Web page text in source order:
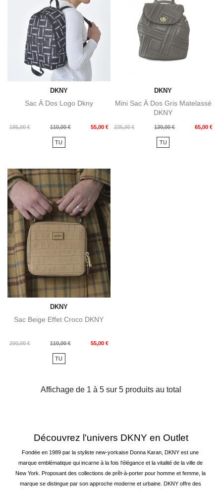
DKNY
Sac À Dos Logo Dkny
195,00 €
Prix
110,00 € 55,00 €
Prix
TU
DKNY
Mini Sac À Dos Gris Matelassé
DKNY
235,00 €
Prix
130,00 € 65,00 €
Prix
TU
DKNY
Sac Beige Effet Croco DKNY
200,00 €
Prix
110,00 € 55,00 €
Prix
TU
Affichage de 1 à 5 sur 5 produits au total
Découvrez l'univers DKNY en Outlet
Fondée en 1989 par la styliste new-yorkaise Donna Karan, DKNY est une
marque emblématique qui incarne à la fois l'élégance et la vitalité de la ville de
New York. Proposant des collections de prêt-à-porter pour homme et femme, la
marque se distingue par son approche moderne et urbaine. DKNY offre des